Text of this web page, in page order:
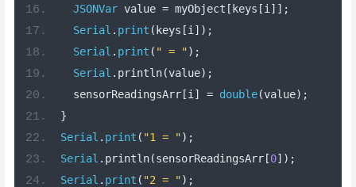
JSONVar value = myObject [keys [i ]];
Serial . print (keys [i ]);
Serial . print ( " = ");
Serial . println(value);
  sensorReadingsArr
[i ] = double(value);
}
Serial . print ( "1 = ");
Serial . println(sensorReadingsArr[0]);
Serial . print ( "2 = ");